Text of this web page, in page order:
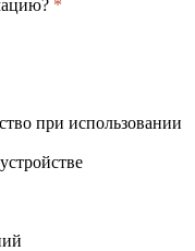
*
при использовании